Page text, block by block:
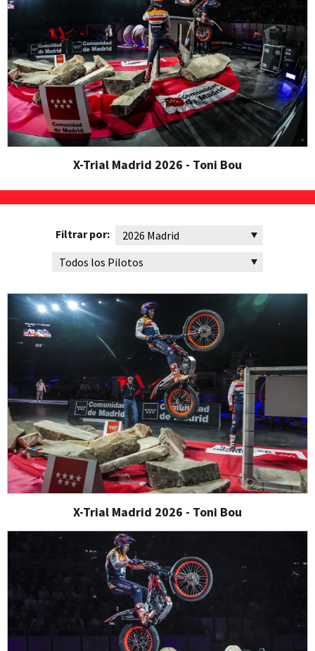
X-Trial Madrid 2026 - Toni Bou
Filtrar por:
X-Trial Madrid 2026 - Toni Bou